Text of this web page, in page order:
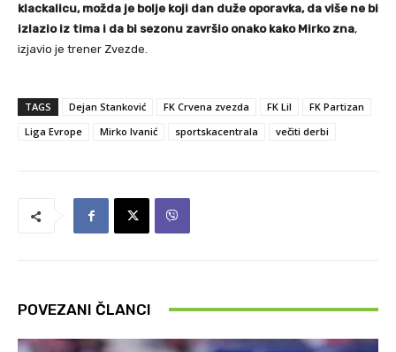
klackalicu, možda je bolje koji dan duže oporavka, da više ne bi
izlazio iz tima i da bi sezonu završio onako kako Mirko zna,
izjavio je trener Zvezde.
TAGS Dejan Stanković FK Crvena zvezda FK Lil
FK Partizan
Liga Evrope
Mirko Ivanić sportskacentrala večiti derbi
POVEZANI ČLANCI